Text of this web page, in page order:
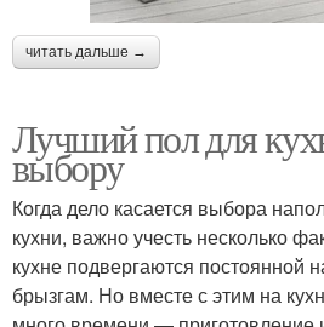
читать дальше →
Лучший пол для
выбору
Когда дело касается выбора
кухни, важно учесть несколько
кухне подвергаются постоянной
брызгам. Но вместе с этим на